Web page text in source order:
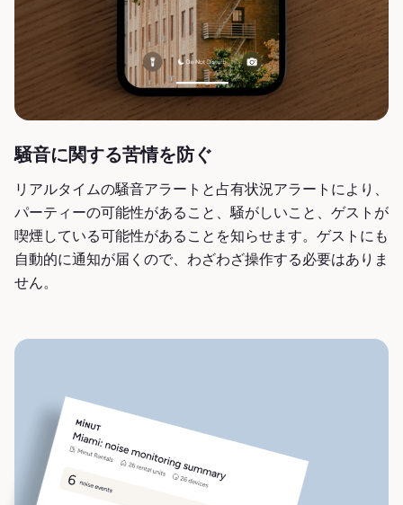
騒音に関する苦情を防ぐ
リアルタイムの騒音アラートと占有状況アラートにより、
パーティーの可能性があること、騒がしいこと、ゲストが
喫煙している可能性があることを知らせます。ゲストにも
自動的に通知が届くので、わざわざ操作する必要はありま
せん。